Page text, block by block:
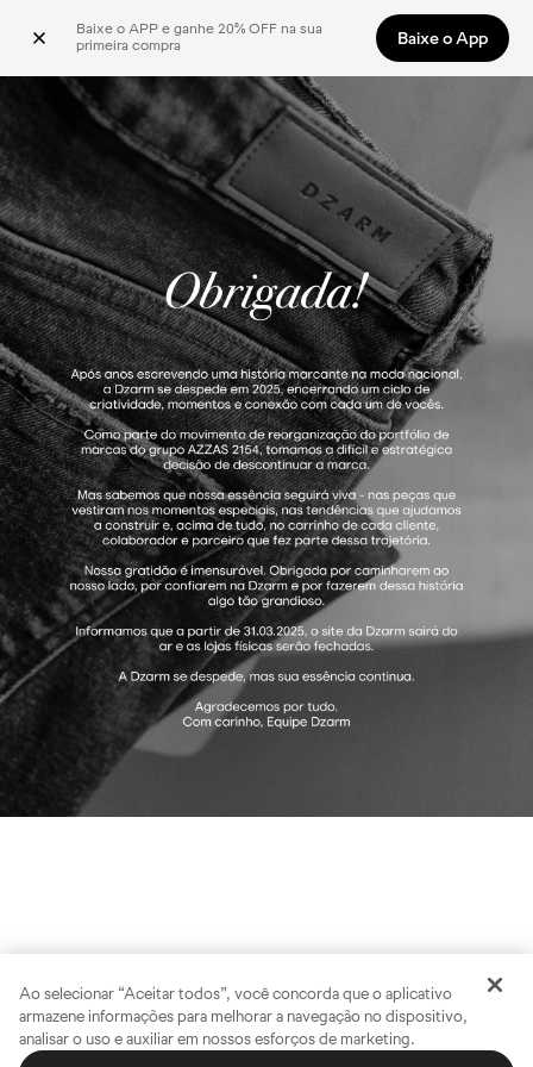
Baixe o APP e ganhe 20% OFF na sua
primeira compra
Baixe o App
Ao selecionar “Aceitar todos”, você concorda que o aplicativo
armazene informações para melhorar a navegação no dispositivo,
analisar o uso e auxiliar em nossos esforços de marketing.